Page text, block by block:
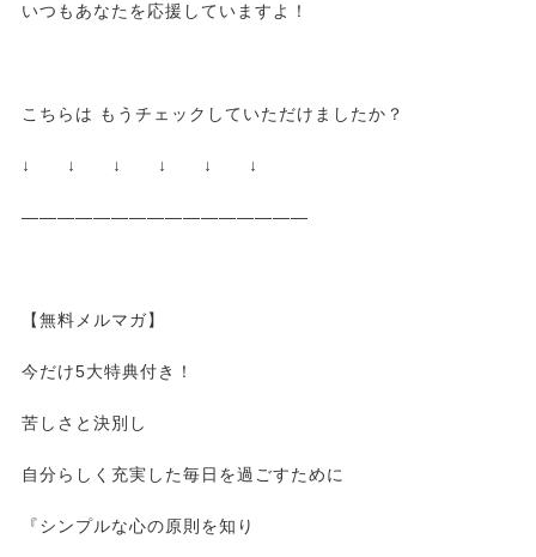
いつもあなたを応援していますよ！
こちらは もうチェックしていただけましたか？
↓ ↓ ↓ ↓ ↓ ↓
————————————————
【無料メルマガ】
今だけ5大特典付き！
苦しさと決別し
自分らしく充実した毎日を過ごすために
『シンプルな心の原則を知り